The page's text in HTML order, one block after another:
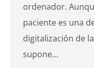
ordenador.
paciente es una
digitalización de
supone…